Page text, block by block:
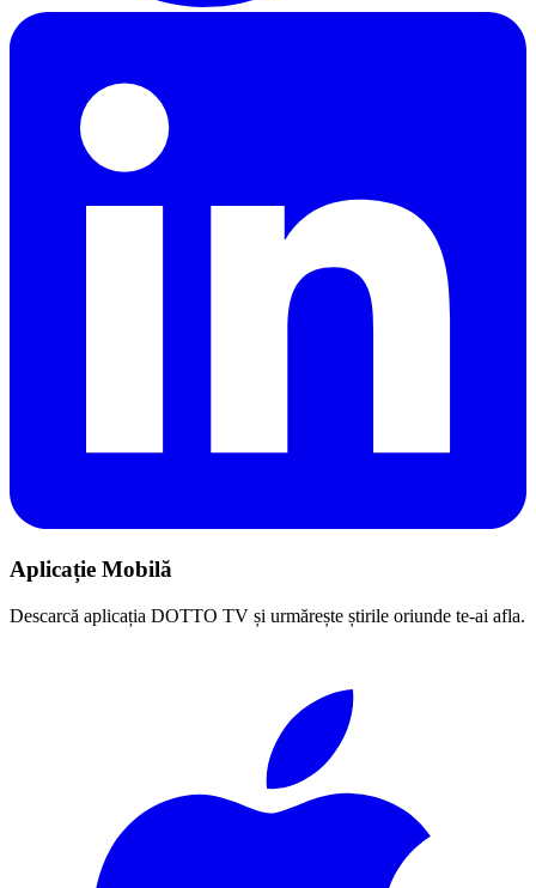
Aplicație Mobilă
Descarcă aplicația DOTTO TV și urmărește știrile oriunde te-ai afla.